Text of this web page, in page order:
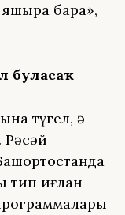
бара»,
буласаҡ
түгел, ә
Рәсәй
тип иғлан